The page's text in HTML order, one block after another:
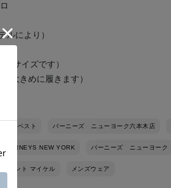
ルにより）
サイズです）
大きめに履きます）
ベスト バーニーズ ニューヨーク六本木店
BARNEYS NEW YORK バーニーズ ニューヨーク
セント マイケル メンズウェア